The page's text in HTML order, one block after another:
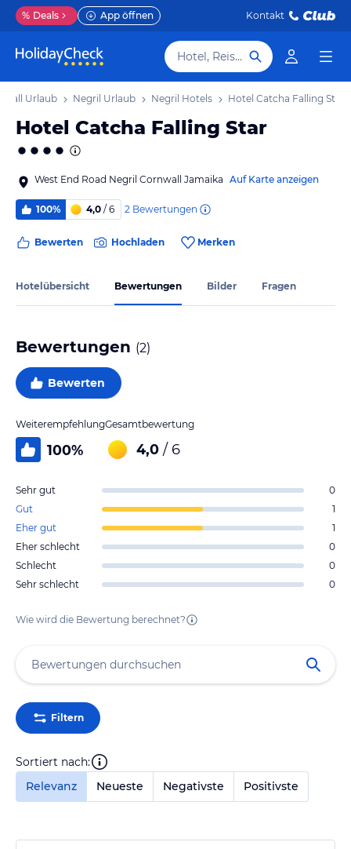
% Deals App öffnen Kontakt
Hotel, Reiseziel
Urlaub Negril Urlaub Negril Hotels Hotel Catcha Falling Star
Hotel Catcha Falling Star
West End Road Negril Cornwall Jamaika Auf Karte anzeigen
100% 4,0 / 6 2 Bewertungen
Bewerten Hochladen Merken
Hotelübersicht Bewertungen Bilder Fragen
Bewertungen (2)
Bewerten
Weiterempfehlung
100%
Gesamtbewertung
4,0 / 6
Sehr gut
0
Gut
1
Eher gut
1
Eher schlecht
0
Schlecht
0
Sehr schlecht
0
Wie wird die Bewertung berechnet?
Filtern
Sortiert nach:
Relevanz
Neueste Negativste Positivste